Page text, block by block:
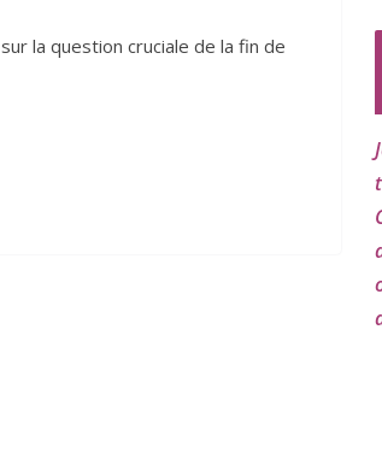
la question cruciale de la fin de